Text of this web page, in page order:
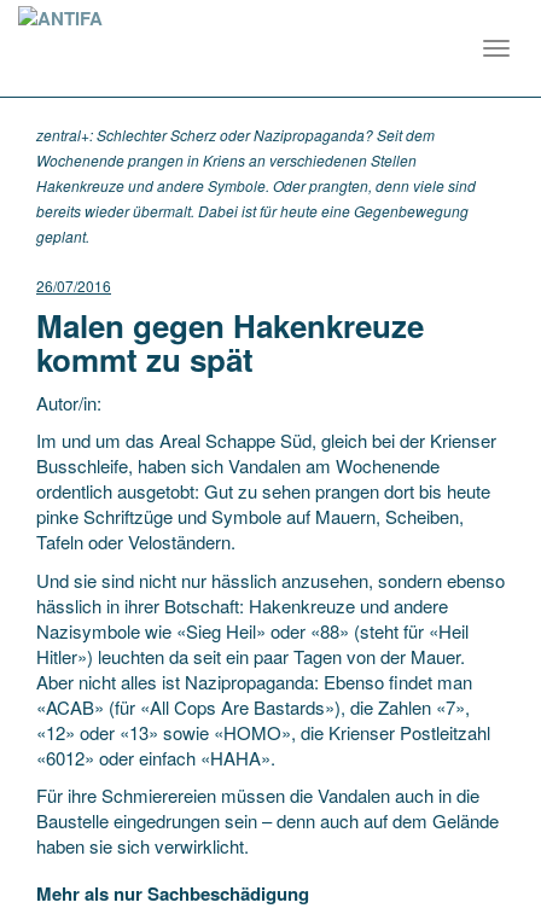
zentral+: Schlechter Scherz oder Nazipropaganda? Seit dem
Wochenende prangen in Kriens an verschiedenen Stellen
Hakenkreuze und andere Symbole. Oder prangten, denn viele sind
bereits wieder übermalt. Dabei ist für heute eine Gegenbewegung
geplant.
26/07/2016
Malen gegen Hakenkreuze
kommt zu spät
Autor/in:
Im und um das Areal Schappe Süd, gleich bei der Krienser
Busschleife, haben sich Vandalen am Wochenende
ordentlich ausgetobt: Gut zu sehen prangen dort bis heute
pinke Schriftzüge und Symbole auf Mauern, Scheiben,
Tafeln oder Veloständern.
Und sie sind nicht nur hässlich anzusehen, sondern ebenso
hässlich in ihrer Botschaft: Hakenkreuze und andere
Nazisymbole wie «Sieg Heil» oder «88» (steht für «Heil
Hitler») leuchten da seit ein paar Tagen von der Mauer.
Aber nicht alles ist Nazipropaganda: Ebenso findet man
«ACAB» (für «All Cops Are Bastards»), die Zahlen «7»,
«12» oder «13» sowie «HOMO», die Krienser Postleitzahl
«6012» oder einfach «HAHA».
Für ihre Schmierereien müssen die Vandalen auch in die
Baustelle eingedrungen sein – denn auch auf dem Gelände
haben sie sich verwirklicht.
Mehr als nur Sachbeschädigung